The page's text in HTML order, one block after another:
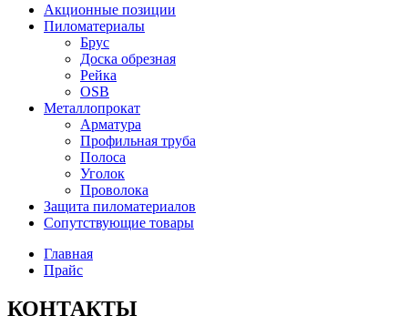
Акционные позиции
Пиломатериалы
Брус
Доска обрезная
Рейка
OSB
Металлопрокат
Арматура
Профильная труба
Полоса
Уголок
Проволока
Защита пиломатериалов
Сопутствующие товары
Главная
Прайс
КОНТАКТЫ